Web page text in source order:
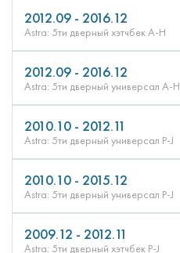
2012.09 - 2016.12
Astra: 5ти дверный хэтчбек A-H
2012.09 - 2016.12
Astra: 5ти дверный универсал A-H
2010.10 - 2012.11
Astra: 5ти дверный универсал P-J
2010.10 - 2015.12
Astra: 5ти дверный универсал P-J
2009.12 - 2012.11
Astra: 5ти дверный хэтчбек P-J